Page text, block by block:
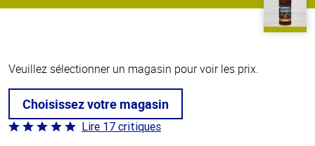
Veuillez sélectionner un magasin pour voir les prix.
Choisissez votre magasin
Coté
Lire 17 critiques